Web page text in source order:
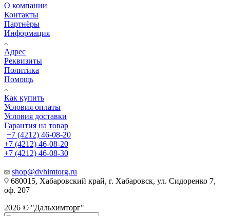
О компании
Контакты
Партнёры
Информация
Адрес
Реквизиты
Политика
Помощь
Как купить
Условия оплаты
Условия доставки
Гарантия на товар
+7 (4212) 46-08-20
+7 (4212) 46-08-20
+7 (4212) 46-08-30
shop@dvhimtorg.ru
680015, Хабаровский край, г. Хабаровск, ул. Сидоренко 7,
оф. 207
2026 © "Дальхимторг"